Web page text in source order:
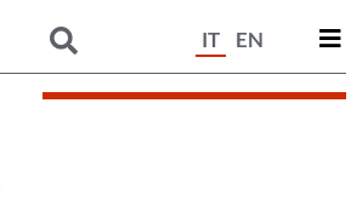
IT EN